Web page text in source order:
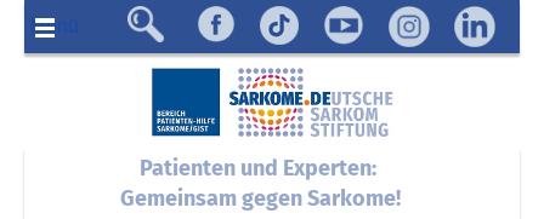
Menü
Patienten und Experten:
Gemeinsam gegen Sarkome!